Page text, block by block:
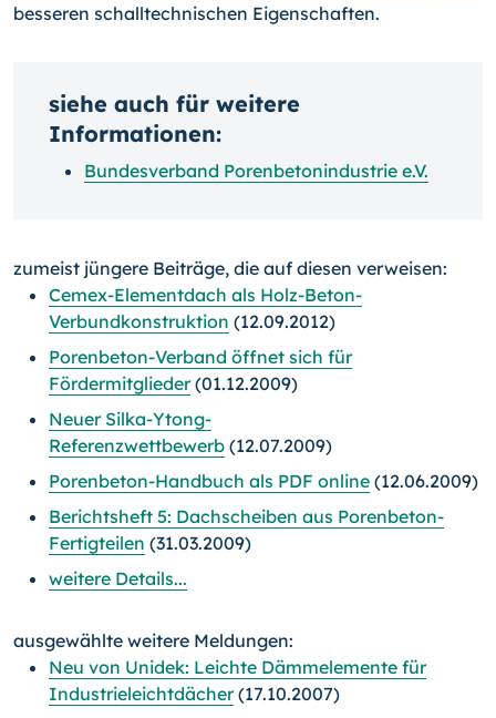
besseren schalltechnischen Eigenschaften.
siehe auch für weitere
Informationen:
Bundesverband Porenbetonindustrie e.V.
zumeist jüngere Beiträge, die auf diesen verweisen:
Cemex-Elementdach als Holz-Beton-
Verbundkonstruktion (12.09.2012)
Porenbeton-Verband öffnet sich für
Fördermitglieder(01.12.2009)
Neuer Silka-Ytong-
Referenzwettbewerb (12.07.2009)
Porenbeton-Handbuch als PDF online (12.06.2009)
Berichtsheft 5: Dachscheiben aus Porenbeton-
Fertigteilen (31.03.2009)
weitere Details...
ausgewählte weitere Meldungen:
Neu von Unidek: Leichte Dämmelemente für
Industrieleichtdächer(17.10.2007)